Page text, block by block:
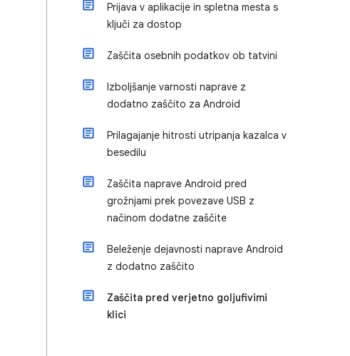
Prijava v aplikacije in spletna mesta s
ključi za dostop
Zaščita osebnih podatkov ob tatvini
Izboljšanje varnosti naprave z
dodatno zaščito za Android
Prilagajanje hitrosti utripanja kazalca v
besedilu
Zaščita naprave Android pred
grožnjami prek povezave USB z
načinom dodatne zaščite
Beleženje dejavnosti naprave Android
z dodatno zaščito
Zaščita pred verjetno goljufivimi
klici